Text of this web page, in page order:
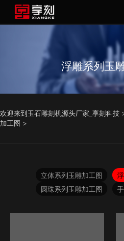
浮雕系列玉
欢迎来到玉石雕刻机源头厂家_享刻科技
加工图 >
立体系列玉雕加工图
圆珠系列玉雕加工图